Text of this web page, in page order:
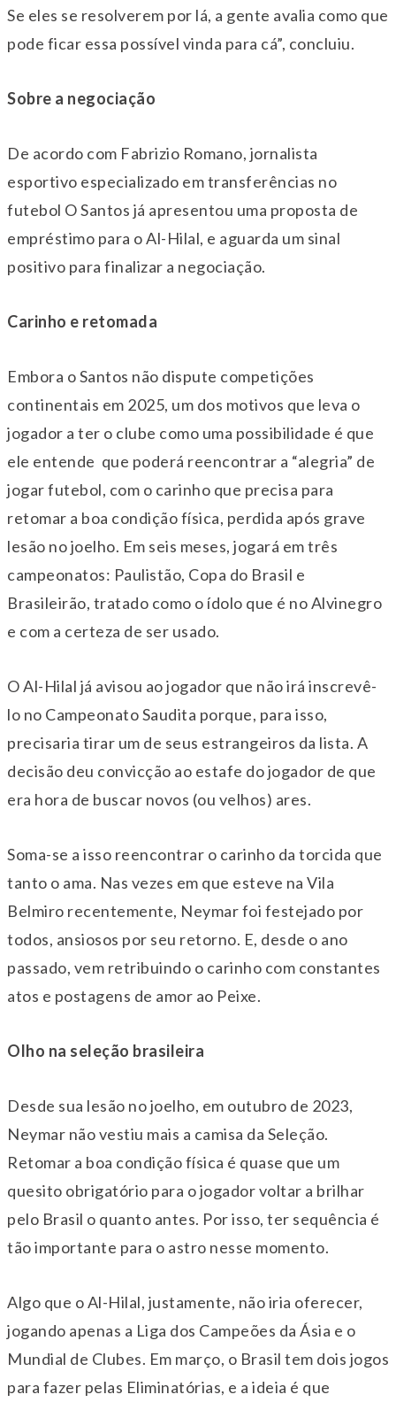
Se eles se resolverem por lá, a gente avalia como que
pode ficar essa possível vinda para cá”, concluiu.
Sobre a negociação
De acordo com Fabrizio Romano, jornalista
esportivo especializado em transferências no
futebol O Santos já apresentou uma proposta de
empréstimo para o Al-Hilal, e aguarda um sinal
positivo para finalizar a negociação.
Carinho e retomada
Embora o Santos não dispute competições
continentais em 2025, um dos motivos que leva o
jogador a ter o clube como uma possibilidade é que
ele entende que poderá reencontrar a “alegria” de
jogar futebol, com o carinho que precisa para
retomar a boa condição física, perdida após grave
lesão no joelho. Em seis meses, jogará em três
campeonatos: Paulistão, Copa do Brasil e
Brasileirão, tratado como o ídolo que é no Alvinegro
e com a certeza de ser usado.
O Al-Hilal já avisou ao jogador que não irá inscrevê-
lo no Campeonato Saudita porque, para isso,
precisaria tirar um de seus estrangeiros da lista. A
decisão deu convicção ao estafe do jogador de que
era hora de buscar novos (ou velhos) ares.
Soma-se a isso reencontrar o carinho da torcida que
tanto o ama. Nas vezes em que esteve na Vila
Belmiro recentemente, Neymar foi festejado por
todos, ansiosos por seu retorno. E, desde o ano
passado, vem retribuindo o carinho com constantes
atos e postagens de amor ao Peixe.
Olho na seleção brasileira
Desde sua lesão no joelho, em outubro de 2023,
Neymar não vestiu mais a camisa da Seleção.
Retomar a boa condição física é quase que um
quesito obrigatório para o jogador voltar a brilhar
pelo Brasil o quanto antes. Por isso, ter sequência é
tão importante para o astro nesse momento.
Algo que o Al-Hilal, justamente, não iria oferecer,
jogando apenas a Liga dos Campeões da Ásia e o
Mundial de Clubes. Em março, o Brasil tem dois jogos
para fazer pelas Eliminatórias, e a ideia é que